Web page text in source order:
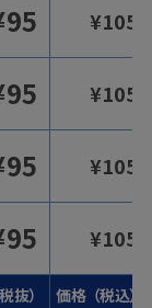
95 ¥105
95 ¥105
95 ¥105
95 ¥105
抜） 価格（税込）